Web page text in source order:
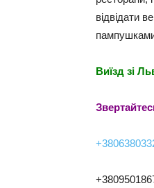
відвідати
Виїзд зі